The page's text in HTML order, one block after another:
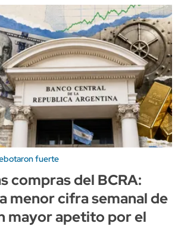
fuerte
compras del BCRA:
menor cifra semanal de
mayor apetito por el